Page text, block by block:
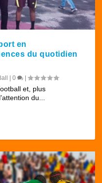
en
du quotidien
|0 |
et, plus
du...